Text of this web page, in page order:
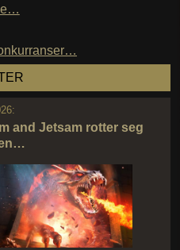
and Jetsam rotter seg